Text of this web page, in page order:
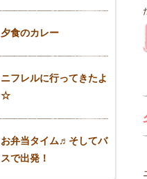
夕食のカレー
ニフレルに行ってきたよ
☆
お弁当タイム♬そしてバ
スで出発！